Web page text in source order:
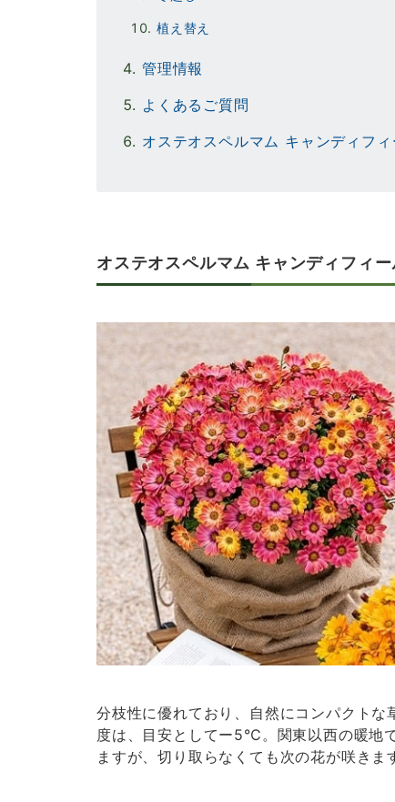
植え替え
管理情報
よくあるご質問
オステオスペルマム キャンディフ
オステオスペルマム キャンディフィ
分枝性に優れており、自然にコンパクト
度は、目安としてー5℃。関東以西の暖地
ますが、切り取らなくても次の花が咲きま